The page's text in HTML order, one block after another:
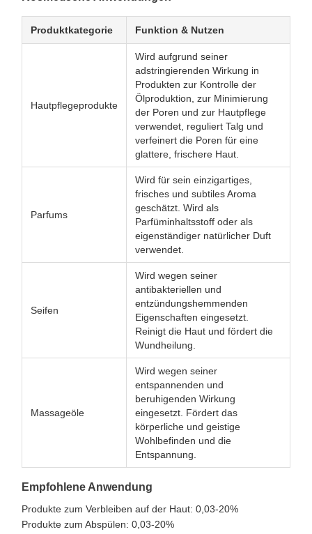
Produktkategorie Funktion & Nutzen
Hautpflegeprodukte
Wird aufgrund seiner
adstringierenden Wirkung in
Produkten zur Kontrolle der
Ölproduktion, zur Minimierung
der Poren und zur Hautpflege
verwendet, reguliert Talg und
verfeinert die Poren für eine
glattere, frischere Haut.
Parfums
Wird für sein einzigartiges,
frisches und subtiles Aroma
geschätzt. Wird als
Parfüminhaltsstoff oder als
eigenständiger natürlicher Duft
verwendet.
Seifen
Wird wegen seiner
antibakteriellen und
entzündungshemmenden
Eigenschaften eingesetzt.
Reinigt die Haut und fördert die
Wundheilung.
Massageöle
Wird wegen seiner
entspannenden und
beruhigenden Wirkung
eingesetzt. Fördert das
körperliche und geistige
Wohlbefinden und die
Entspannung.
Empfohlene Anwendung
Produkte zum Verbleiben auf der Haut: 0,03-20%
Produkte zum Abspülen: 0,03-20%